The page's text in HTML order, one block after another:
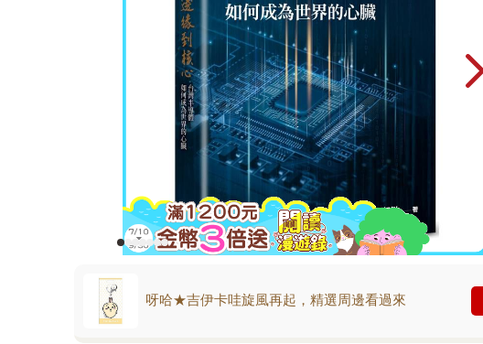
呀哈★吉伊卡哇旋風再起，精選周邊看過來